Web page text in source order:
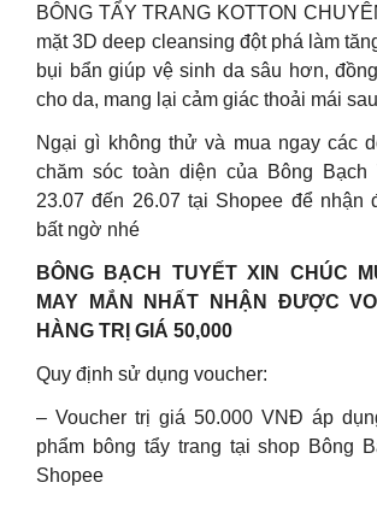
BÔNG TẨY TRANG KOTTON
mặt 3D deep cleansing đột phá làm
bụi bẩn giúp vệ sinh da sâu hơn,
cho da, mang lại cảm giác thoải mái
Ngại gì không thử và mua ngay các
chăm sóc toàn diện của Bông Bạch
23.07 đến 26.07 tại Shopee để nhận
bất ngờ nhé
BÔNG BẠCH TUYẾT XIN CHÚC
MAY MẮN NHẤT NHẬN ĐƯỢC
HÀNG TRỊ GIÁ 50,000
Quy định sử dụng voucher:
– Voucher trị giá 50.000 VNĐ áp
phẩm bông tẩy trang tại shop Bông
Shopee